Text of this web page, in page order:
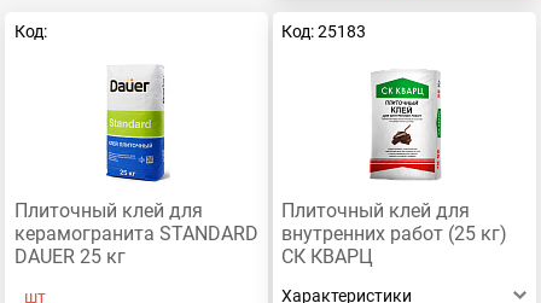
Код:
Плиточный клей для
керамогранита STANDARD
DAUER 25 кг
шт
Код: 25183
Плиточный клей для
внутренних работ (25 кг)
СК КВАРЦ
Характеристики